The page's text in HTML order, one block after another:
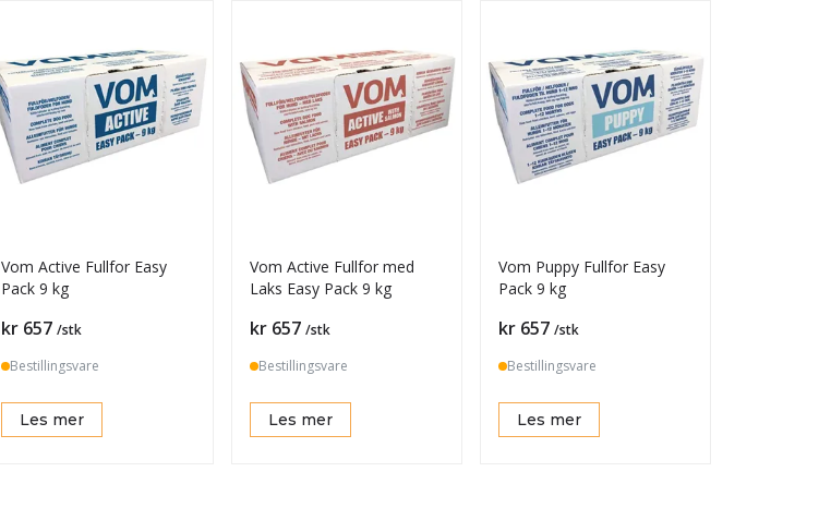
Vom Active Fullfor Easy
Pack 9 kg
Pris
kr 657 /stk
Bestillingsvare
Les mer
Vom Active Fullfor med
Laks Easy Pack 9 kg
Pris
kr 657 /stk
Bestillingsvare
Les mer
Vom Puppy Fullfor Easy
Pack 9 kg
Pris
kr 657 /stk
Bestillingsvare
Les mer